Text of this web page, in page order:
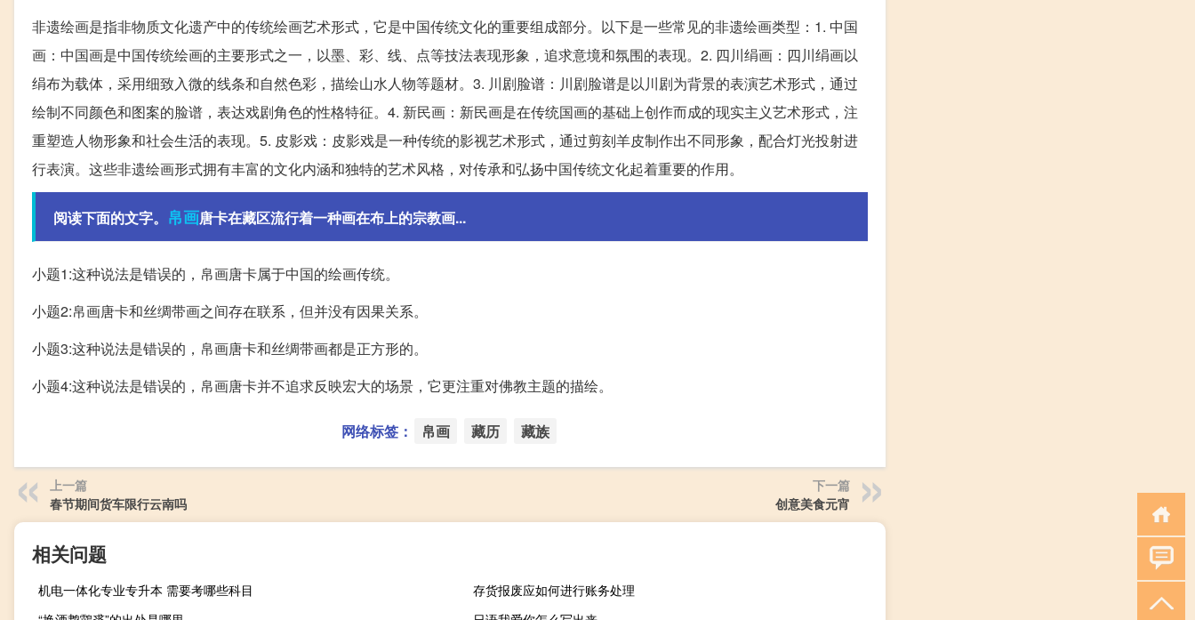
非遗绘画是指非物质文化遗产中的传统绘画艺术形式，它是中国传统文化的重要组成部分。以下是一些常见的非遗绘画类型：1. 中国
画：中国画是中国传统绘画的主要形式之一，以墨、彩、线、点等技法表现形象，追求意境和氛围的表现。2. 四川绢画：四川绢画以
绢布为载体，采用细致入微的线条和自然色彩，描绘山水人物等题材。3. 川剧脸谱：川剧脸谱是以川剧为背景的表演艺术形式，通过
绘制不同颜色和图案的脸谱，表达戏剧角色的性格特征。4. 新民画：新民画是在传统国画的基础上创作而成的现实主义艺术形式，注
重塑造人物形象和社会生活的表现。5. 皮影戏：皮影戏是一种传统的影视艺术形式，通过剪刻羊皮制作出不同形象，配合灯光投射进
行表演。这些非遗绘画形式拥有丰富的文化内涵和独特的艺术风格，对传承和弘扬中国传统文化起着重要的作用。
阅读下面的文字。 帛画唐卡在藏区流行着一种画在布上的宗教画...
小题1:这种说法是错误的，帛画唐卡属于中国的绘画传统。
小题2:帛画唐卡和丝绸带画之间存在联系，但并没有因果关系。
小题3:这种说法是错误的，帛画唐卡和丝绸带画都是正方形的。
小题4:这种说法是错误的，帛画唐卡并不追求反映宏大的场景，它更注重对佛教主题的描绘。
网络标签： 帛画 藏历 藏族
上一篇
春节期间货车限行云南吗
下一篇
创意美食元宵
相关问题
机电一体化专业专升本 需要考哪些科目
存货报废应如何进行账务处理